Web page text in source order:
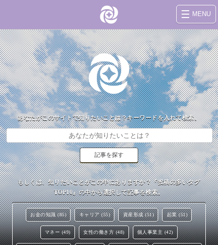
MENU
あなたがこのサイトで知りたいことは？キーワードを入れて検索。
もしくは、知りたいことがこの中にありますか？『投稿の多いタグ
TOP10』の中から選択して記事を検索。
お金の知識 (85) キャリア (55) 資産形成 (51) 起業 (51)
マネー (49) 女性の働き方 (48) 個人事業主 (42)